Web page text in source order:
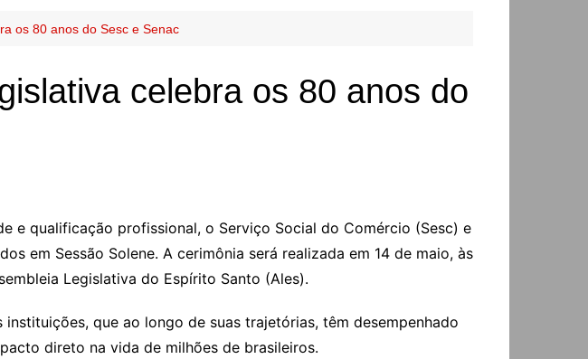
os 80 anos do Sesc e Senac
celebra os 80 anos do
e qualificação profissional, o Serviço Social do Comércio (Sesc) e
em Sessão Solene. A cerimônia será realizada em 14 de maio, às
Legislativa do Espírito Santo (Ales).
que ao longo de suas trajetórias, têm desempenhado
direto na vida de milhões de brasileiros.